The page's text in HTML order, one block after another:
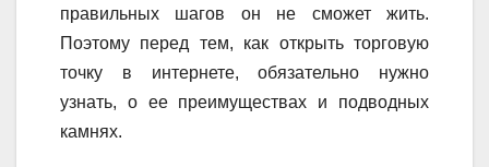
правильных шагов он не сможет жить.
Поэтому перед тем, как открыть торговую
точку в интернете, обязательно нужно
узнать, о ее преимуществах и подводных
камнях.